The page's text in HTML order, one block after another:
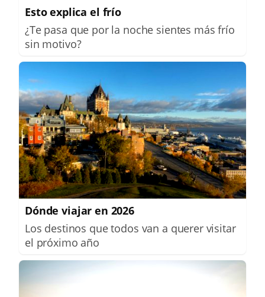
Esto explica el frío
¿Te pasa que por la noche sientes más frío
sin motivo?
Dónde viajar en 2026
Los destinos que todos van a querer visitar
el próximo año